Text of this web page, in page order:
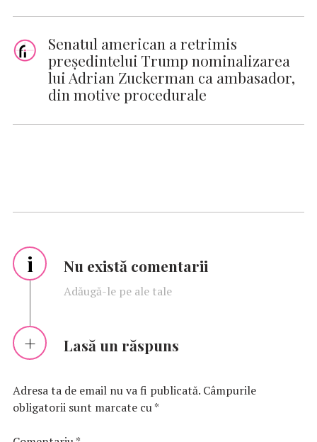
Senatul american a retrimis
preşedintelui Trump nominalizarea
lui Adrian Zuckerman ca ambasador,
din motive procedurale
i Nu există comentarii
Adăugă-le pe ale tale
Lasă un răspuns
Adresa ta de email nu va fi publicată. Câmpurile
obligatorii sunt marcate cu*